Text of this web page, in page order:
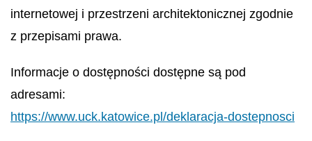
internetowej i przestrzeni architektonicznej zgodnie
z przepisami prawa.
Informacje o dostępności dostępne są pod
adresami:
https://www.uck.katowice.pl/deklaracja-dostepnosci